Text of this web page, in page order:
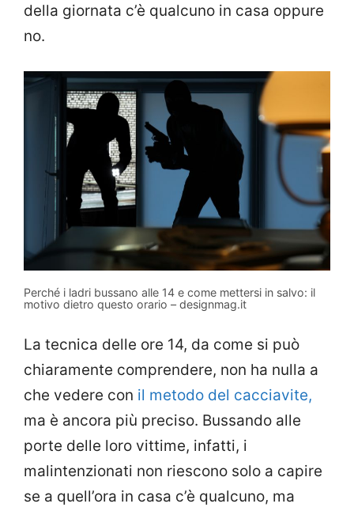
della giornata c’è qualcuno in casa oppure
no.
Perché i ladri bussano alle 14 e come mettersi in salvo: il
motivo dietro questo orario – designmag.it
La tecnica delle ore 14, da come si può
chiaramente comprendere, non ha nulla a
che vedere con il metodo del cacciavite,
ma è ancora più preciso. Bussando alle
porte delle loro vittime, infatti, i
malintenzionati non riescono solo a capire
se a quell’ora in casa c’è qualcuno, ma